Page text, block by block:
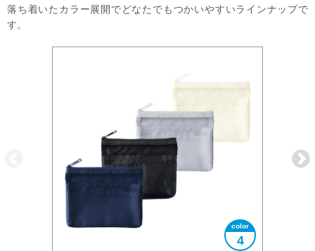
落ち着いたカラー展開でどなたでもつかいやすいラインナップで
す。
4